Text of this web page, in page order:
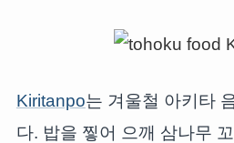
Kiritanpo는 겨울철 아키타
다. 밥을 찧어 으깨 삼나무